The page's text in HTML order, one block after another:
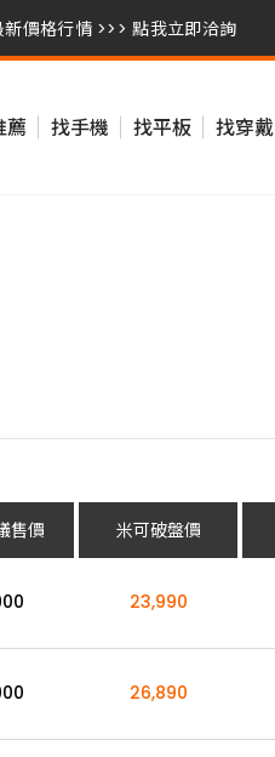
價格行情 >>> 點我立即洽詢
價格行情 >>> 點我立即洽詢
薦 找手機 找平板 找穿戴
售價 米可破盤價
23,990
26,890